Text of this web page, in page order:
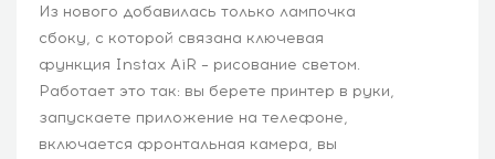
Из нового добавилась только лампочка
сбоку, с которой связана ключевая
функция Instax AiR – рисование светом.
Работает это так: вы берете принтер в руки,
запускаете приложение на телефоне,
включается фронтальная камера, вы